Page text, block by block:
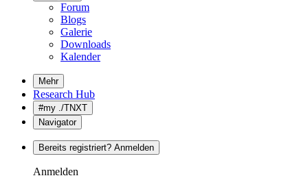
Forum
Blogs
Galerie
Downloads
Kalender
Mehr
Research Hub
#my ./TNXT
Navigator
Bereits registriert? Anmelden
Anmelden